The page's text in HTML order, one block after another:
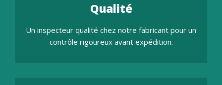
Qualité
Un inspecteur qualité chez notre fabricant pour un
contrôle rigoureux avant expédition.